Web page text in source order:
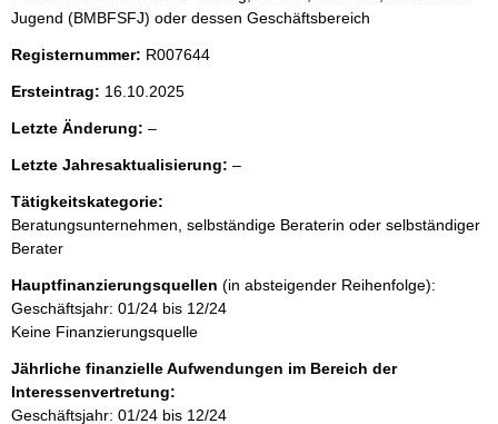
e
n
i
n
h
a
l
t
Jugend (BMBFSFJ) oder dessen Geschäftsbereich
Registernummer: R007644
Ersteintrag: 16.10.2025
Letzte Änderung: –l
e
r
Letzte Jahresaktualisierung: –l
r
Tätigkeitskategorie:
Beratungsunternehmen, selbständige Beraterin oder selbständiger
Berater
Hauptfinanzierungsquellen (in absteigender Reihenfolge):
Geschäftsjahr: 01/24 bis 12/24
Keine Finanzierungsquelle
Jährliche finanzielle Aufwendungen im Bereich der
Interessenvertretung:
Geschäftsjahr: 01/24 bis 12/24